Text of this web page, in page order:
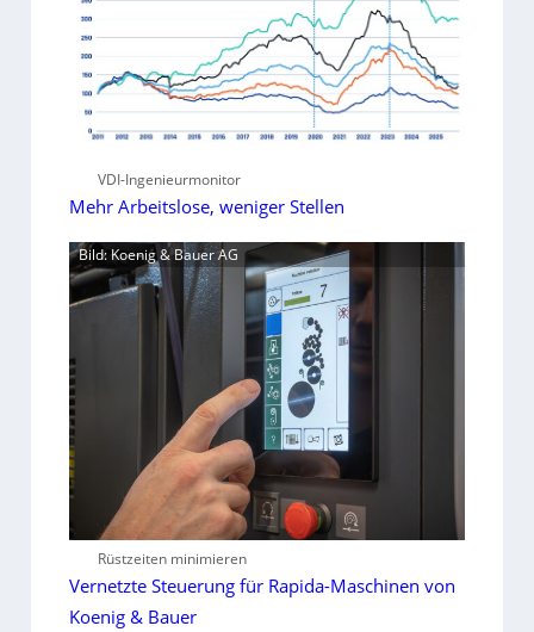
VDI-Ingenieurmonitor
Mehr Arbeitslose, weniger Stellen
Bild: Koenig & Bauer AG
Rüstzeiten minimieren
Vernetzte Steuerung für Rapida-Maschinen von
Koenig & Bauer